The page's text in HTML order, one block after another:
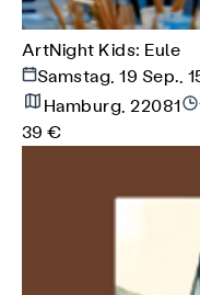
ArtNight Kids: Eule
Samstag, 19 Sep.,
Hamburg, 22081
39 €